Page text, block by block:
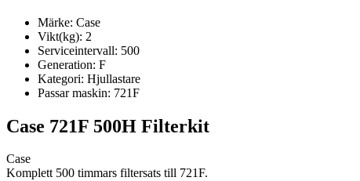
Märke: Case
Vikt(kg): 2
Serviceintervall: 500
Generation: F
Kategori: Hjullastare
Passar maskin: 721F
Case 721F 500H Filterkit
Case
Komplett 500 timmars filtersats till 721F.